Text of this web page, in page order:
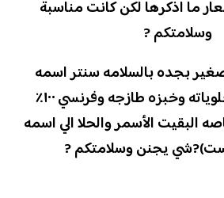
ما اذكرها لكن كانت مناسبة
وسلامتكم ?
بجده بالسلامه سنتر اسمه
(دلفرانس)بس حلوياته وخبزه طازجه وفرنسي ١٠٠٪‏
البقيت الأسمر والحلا الي اسمه
يجنن وسلامتكم ?